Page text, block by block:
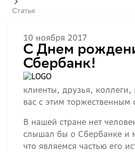
Статья
10 ноября 2017
С Днем
Сбербанк!
клиенты, друзья, коллеги,
вас с этим торжественным
В нашей стране нет
слышал бы о Сбербанке и
что являемся частью его